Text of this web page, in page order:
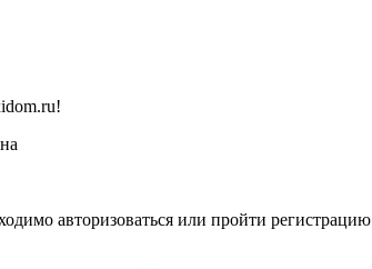
авторизоваться или пройти регистрацию